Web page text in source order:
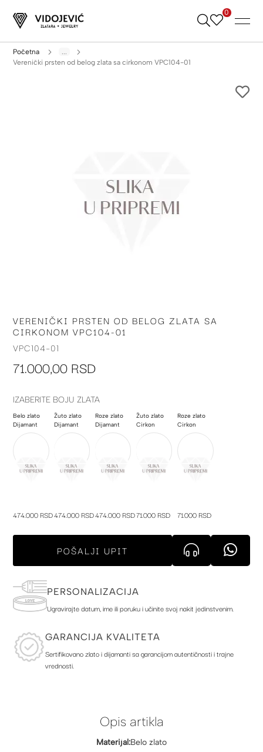
Skip
0
Početna
...
Verenički prsten od belog zlata sa cirkonom VPC104-01
Skip
to
the
of
gallery
VERENIČKI PRSTEN OD BELOG ZLATA SA
CIRKONOM VPC104-01
VPC104-01
71.000,00 RSD
IZABERITE BOJU ZLATA
Belo zlato
Dijamant
474.000 RSD
Žuto zlato
Dijamant
474.000 RSD
Roze zlato
Dijamant
474.000 RSD
Žuto zlato
Cirkon
71.000 RSD
Roze zlato
Cirkon
71.000 RSD
POŠALJI UPIT
PERSONALIZACIJA
Ugravirajte datum, ime ili poruku i učinite svoj nakit jedinstvenim.
GARANCIJA KVALITETA
Sertifikovano zlato i dijamanti sa garancijom autentičnosti i trajne
vrednosti.
Opis artikla
Materijal:Belo zlato